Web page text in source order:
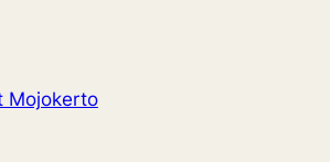
Mojokerto